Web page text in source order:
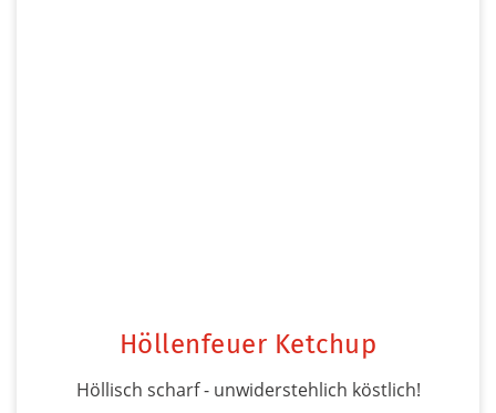
Höllenfeuer Ketchup
Höllisch scharf - unwiderstehlich köstlich!